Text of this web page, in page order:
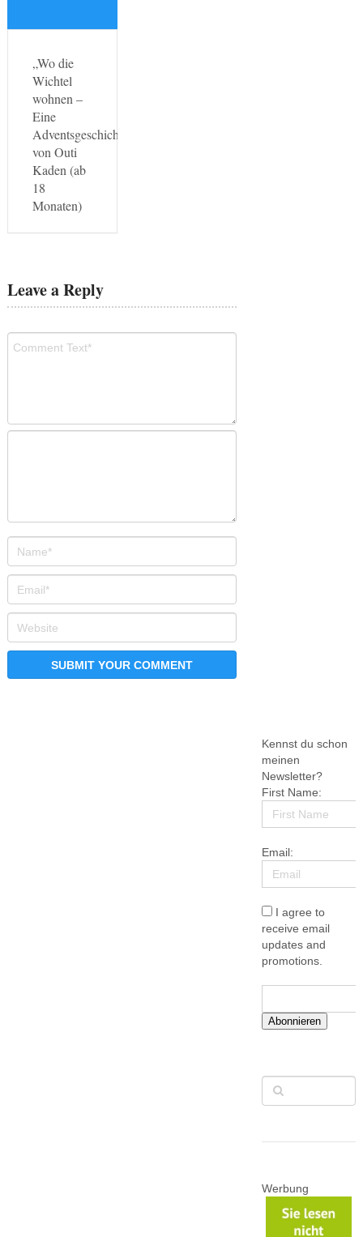
„Wo die
Wichtel
wohnen –
Eine
Adventsgeschichte“
von Outi
Kaden (ab
18
Monaten)
Leave a Reply
Kennst du schon
meinen
Newsletter?
First Name:
Email:
I agree to
receive email
updates and
promotions.
Abonnieren
Werbung